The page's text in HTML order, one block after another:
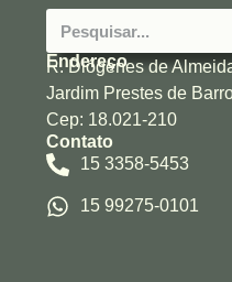
Endereço
R. Diógenes de
Jardim Prestes de
Cep: 18.021-210
Contato
15 3358-5453
15 99275-0101